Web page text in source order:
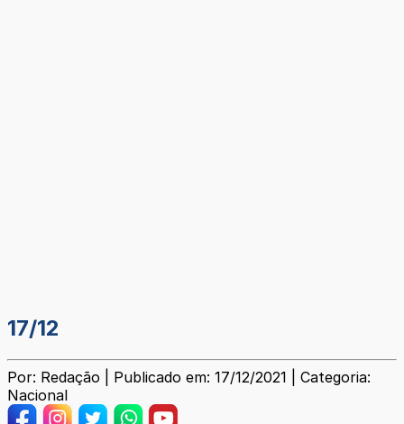
17/12
Por: Redação | Publicado em: 17/12/2021 | Categoria:
Nacional